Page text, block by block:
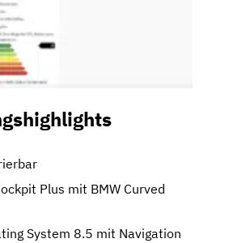
Plus mit BMW Curved
System 8.5 mit Navigation